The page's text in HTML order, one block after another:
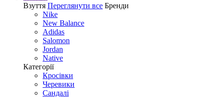
Взуття Переглянути все Бренди
Nike
New Balance
Adidas
Salomon
Jordan
Native
Категорії
Кросівки
Черевики
Сандалі